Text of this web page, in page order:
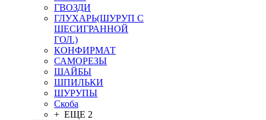
ГВОЗДИ
ГЛУХАРЬ(ШУРУП С
ШЕСИГРАННОЙ
ГОЛ.)
КОНФИРМАТ
САМОРЕЗЫ
ШАЙБЫ
ШПИЛЬКИ
ШУРУПЫ
Скоба
+ ЕЩЕ 2